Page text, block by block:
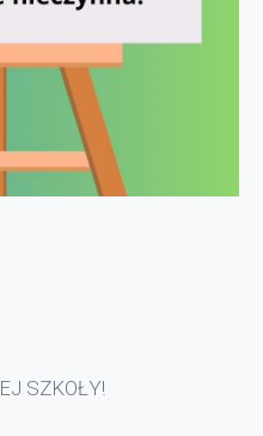
SZKOŁY!